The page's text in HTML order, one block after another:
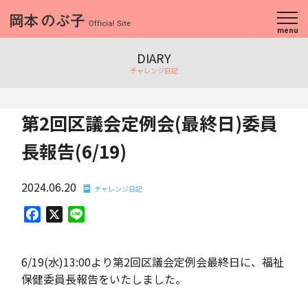
menu
DIARY
チャレンジ日記
第2回区議会定例会(最終日)委員
長報告(6/19)
2024.06.20 チャレンジ日記
Facebook
6/19(水)13:00より第2回区議会定例会最終日に、福祉
保健委員長報告をいたしました。